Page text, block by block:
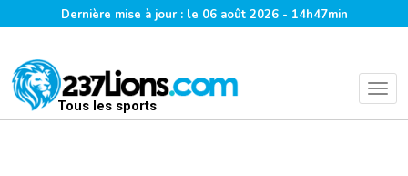
Dernière mise à jour : le 06 août 2026 - 14h47min
Tous les sports